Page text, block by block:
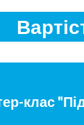
клас